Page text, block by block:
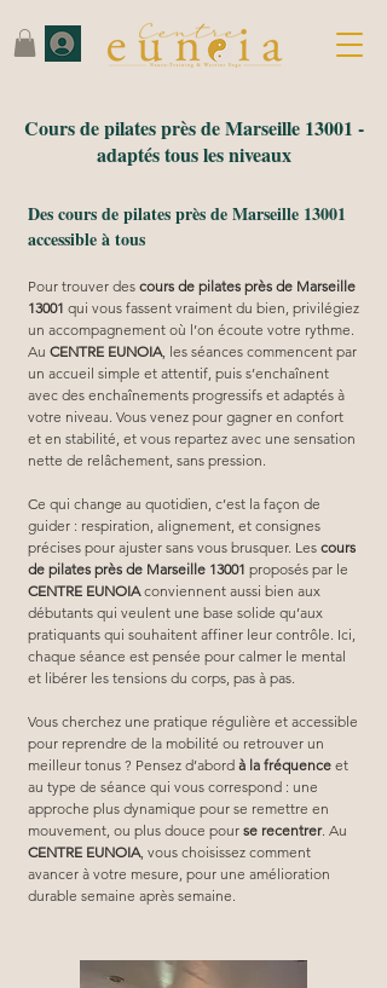
Cours de pilates près de Marseille 13001 -
adaptés tous les niveaux
Des cours de pilates près de Marseille 13001
accessible à tous
Pour trouver des cours de pilates près de Marseille
13001 qui vous fassent vraiment du bien, privilégiez
un accompagnement où l’on écoute votre rythme.
Au CENTRE EUNOIA, les séances commencent par
un accueil simple et attentif, puis s’enchaînent
avec des enchaînements progressifs et adaptés à
votre niveau. Vous venez pour gagner en confort
et en stabilité, et vous repartez avec une sensation
nette de relâchement, sans pression.
Ce qui change au quotidien, c’est la façon de
guider : respiration, alignement, et consignes
précises pour ajuster sans vous brusquer. Les cours
de pilates près de Marseille 13001 proposés par le
CENTRE EUNOIA conviennent aussi bien aux
débutants qui veulent une base solide qu’aux
pratiquants qui souhaitent affiner leur contrôle. Ici,
chaque séance est pensée pour calmer le mental
et libérer les tensions du corps, pas à pas.
Vous cherchez une pratique régulière et accessible
pour reprendre de la mobilité ou retrouver un
meilleur tonus ? Pensez d’abord à la fréquence et
au type de séance qui vous correspond : une
approche plus dynamique pour se remettre en
mouvement, ou plus douce pour se recentrer. Au
CENTRE EUNOIA, vous choisissez comment
avancer à votre mesure, pour une amélioration
durable semaine après semaine.